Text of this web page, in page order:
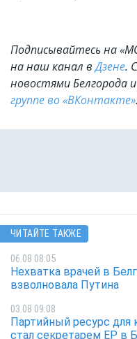
Подписывайтесь на
на наш канал вДзене.
новостями Белгорода
группе во «ВКонтакте».
ЧИТАЙТЕ ТАКЖЕ
06.08 08:05
Нехватка врачей в
взволновала Путина
03.08 09:08
Партийный ресурс для
стал секретарем ЕР в